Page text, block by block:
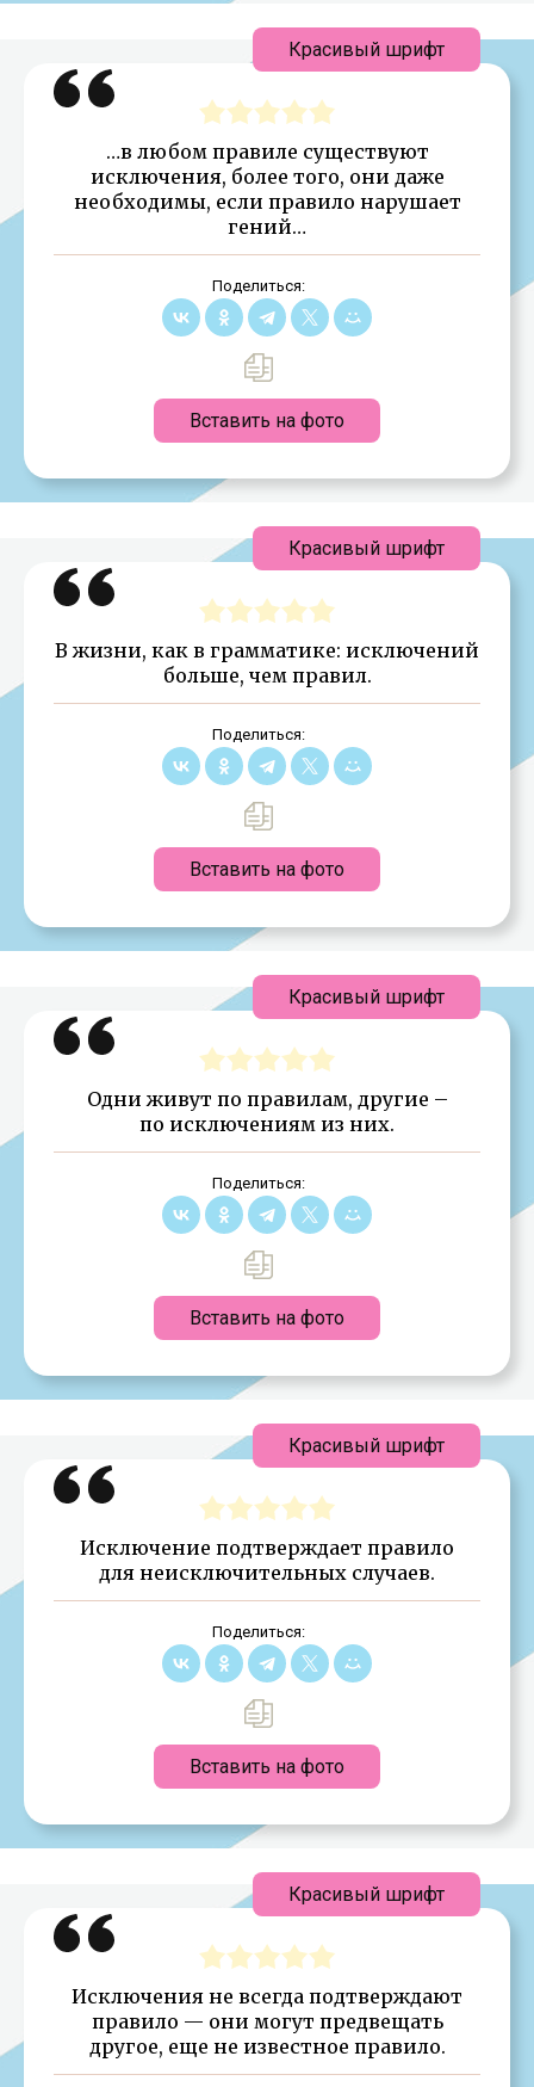
…в любом правиле существуют
исключения, более того, они даже
необходимы, если правило нарушает
гений…
Поделиться:
Вставить на фото
Красивый шрифт
В жизни, как в грамматике: исключений
больше, чем правил.
Поделиться:
Вставить на фото
Красивый шрифт
Одни живут по правилам, другие –
по исключениям из них.
Поделиться:
Вставить на фото
Красивый шрифт
Исключение подтверждает правило
для неисключительных случаев.
Поделиться:
Вставить на фото
Красивый шрифт
Исключения не всегда подтверждают
правило — они могут предвещать
другое, еще не известное правило.
Красивый шрифт